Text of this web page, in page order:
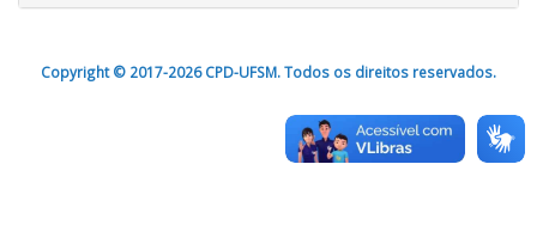
Copyright © 2017-2026 CPD-UFSM. Todos os direitos reservados.